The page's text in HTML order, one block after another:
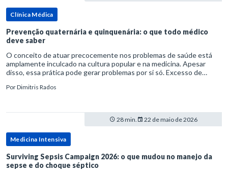
Clínica Médica
Prevenção quaternária e quinquenária: o que todo médico
deve saber
O conceito de atuar precocemente nos problemas de saúde está
amplamente inculcado na cultura popular e na medicina. Apesar
disso, essa prática pode gerar problemas por si só. Excesso de
PorDimitris Rados
28 min. 22 de maio de 2026
Medicina Intensiva
Surviving Sepsis Campaign 2026: o que mudou no manejo da
sepse e do choque séptico